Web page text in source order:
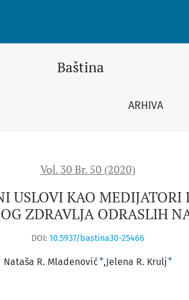
RATNIH TRAUMATSKIH
Baština
ARHIVA
Vol. 30 Br. 50 (2020)
USLOVI KAO
ZDRAVLJA ODRASLIH
DOI: 10.5937/bastina30-25466
Nataša R. Mladenović + Jelena R. Krulj+